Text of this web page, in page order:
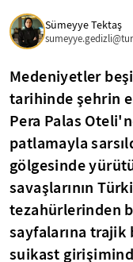
Sümeyye Tektaş
Medeniyetler
tarihinde şehrin
Pera Palas
patlamayla
gölgesinde
savaşlarının
tezahürlerinden
sayfalarına
suikast